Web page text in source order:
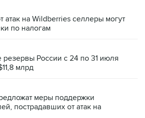
атак на Wildberries селлеры могут
по налогам
России с 24 по 31 июля
млрд
меры поддержки
пострадавших от атак на